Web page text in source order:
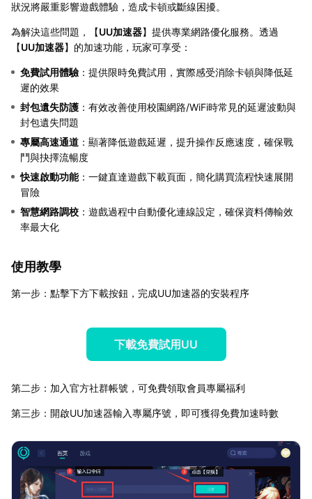
狀況將嚴重影響遊戲體驗，造成卡頓或斷線困擾。
為解決這些問題，【UU加速器】提供專業網路優化服務。透過
【UU加速器】的加速功能，玩家可享受：
免費試用體驗 ：提供限時免費試用，實際感受消除卡頓與降低延
遲的效果
封包遺失防護 ：有效改善使用校園網路/WiFi時常見的延遲波動與
封包遺失問題
專屬高速通道 ：顯著降低遊戲延遲，提升操作反應速度，確保戰
鬥與抉擇流暢度
快速啟動功能：一鍵直達遊戲下載頁面，簡化購買流程快速展開
冒險
智慧網路調校 ：遊戲過程中自動優化連線設定，確保資料傳輸效
率最大化
使用教學
第一步：點擊下方下載按鈕，完成UU加速器的安裝程序
下載免費試用UU
第二步：加入官方社群帳號，可免費領取會員專屬福利
第三步：開啟UU加速器輸入專屬序號，即可獲得免費加速時數